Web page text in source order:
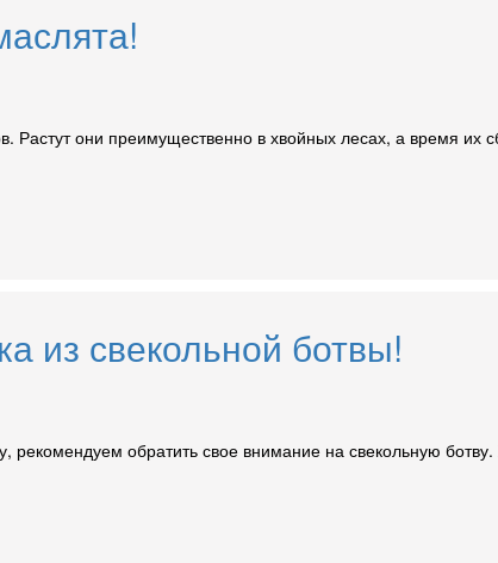
Растут они преимущественно в хвойных лесах, а время их
из свекольной ботвы!
рекомендуем обратить свое внимание на свекольную